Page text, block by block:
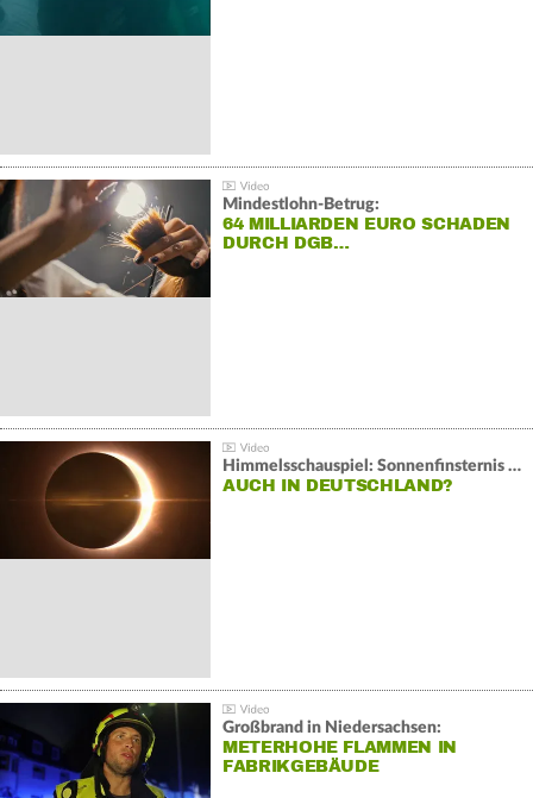
Mindestlohn-Betrug:
64 MILLIARDEN EURO SCHADEN
DURCH DGB…
Himmelsschauspiel: Sonnenfinsternis über Spanien
AUCH IN DEUTSCHLAND?
Großbrand in Niedersachsen:
METERHOHE FLAMMEN IN
FABRIKGEBÄUDE